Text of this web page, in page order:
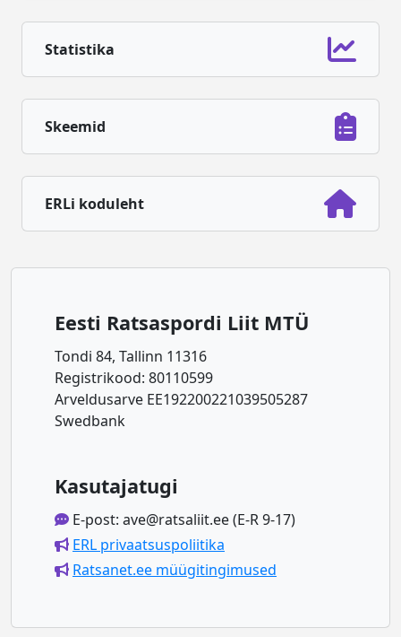
Statistika
Skeemid
ERLi koduleht
Eesti Ratsaspordi Liit MTÜ
Tondi 84, Tallinn 11316
Registrikood: 80110599
Arveldusarve EE192200221039505287
Swedbank
Kasutajatugi
E-post: ave@ratsaliit.ee (E-R 9-17)
ERL privaatsuspoliitika
Ratsanet.ee müügitingimused